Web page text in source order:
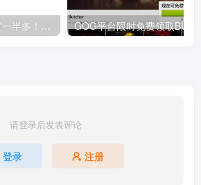
优惠寄快递最高便宜一半多！白鸽惠递
请登录后发表评论
登录 注册